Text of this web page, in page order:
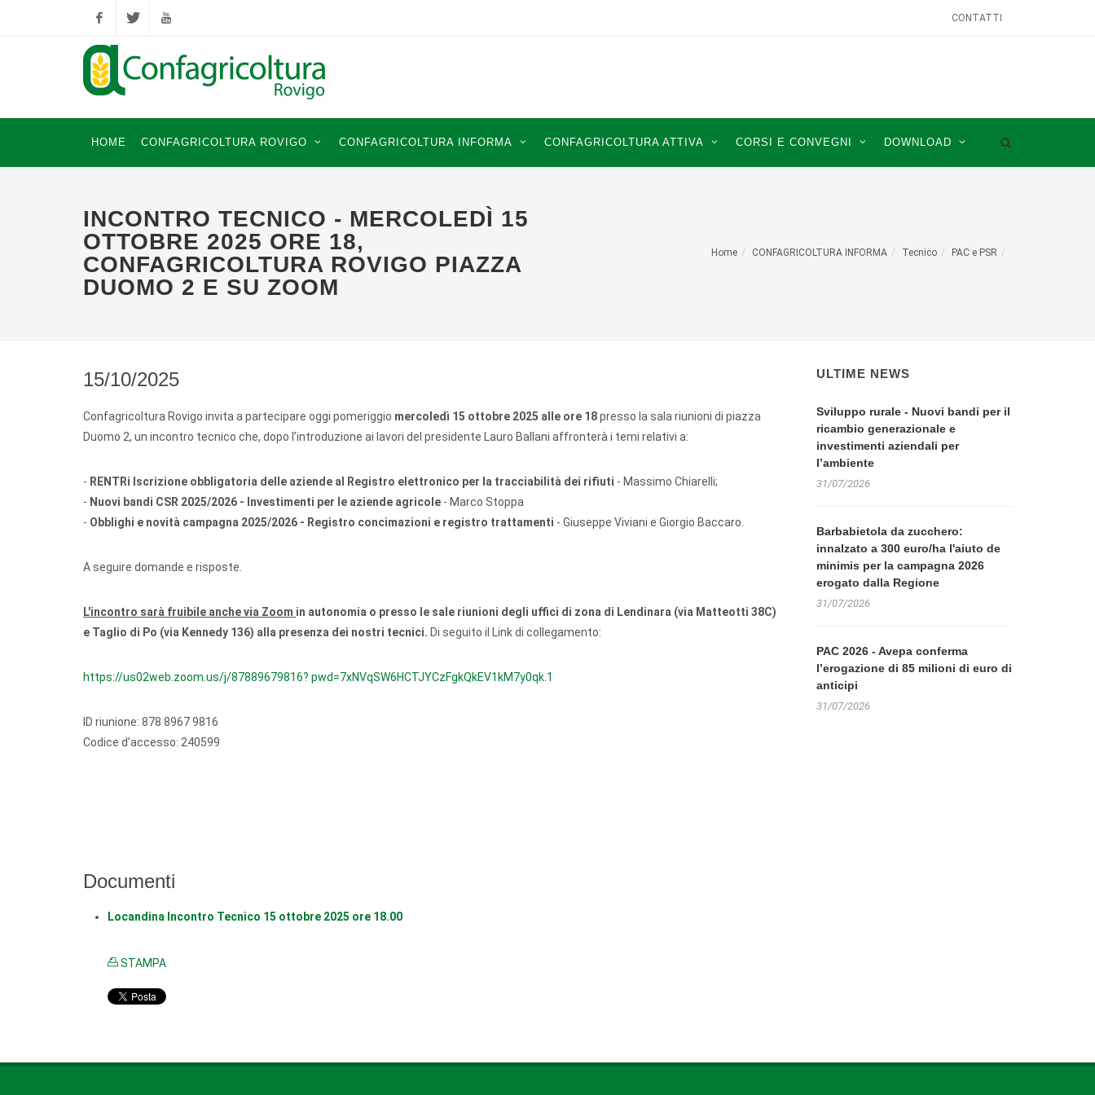
FacebookTwitter YouTube
CONTATTI
HOME CONFAGRICOLTURA ROVIGO CONFAGRICOLTURA INFORMA CONFAGRICOLTURA ATTIVA CORSI E CONVEGNI DOWNLOAD
INCONTRO TECNICO - MERCOLEDÌ 15
OTTOBRE 2025 ORE 18,
CONFAGRICOLTURA ROVIGO PIAZZA
DUOMO 2 E SU ZOOM
Home CONFAGRICOLTURA INFORMA Tecnico PAC e PSR
15/10/2025
Confagricoltura Rovigo invita a partecipare oggi pomeriggio mercoledì 15 ottobre 2025 alle ore 18presso la sala riunioni di piazza
Duomo 2, un incontro tecnico che, dopo l’introduzione ai lavori del presidente Lauro Ballani affronterà i temi relativi a:
- RENTRi Iscrizione obbligatoria delle aziende al Registro elettronico per la tracciabilità dei rifiuti - Massimo Chiarelli;
- Nuovi bandi CSR 2025/2026 - Investimenti per le aziende agricole - Marco Stoppa
- Obblighi e novità campagna 2025/2026 - Registro concimazioni e registro trattamenti - Giuseppe Viviani e Giorgio Baccaro.
A seguire domande e risposte.
L'incontro sarà fruibile anche via Zoom in autonomia o presso le sale riunioni degli uffici di zona di Lendinara (via Matteotti 38C)
e Taglio di Po (via Kennedy 136) alla presenza dei nostri tecnici. Di seguito il Link di collegamento:
https://us02web.zoom.us/j/87889679816? pwd=7xNVqSW6HCTJYCzFgkQkEV1kM7y0qk.1
ID riunione: 878 8967 9816
Codice d’accesso: 240599
Documenti
Locandina Incontro Tecnico 15 ottobre 2025 ore 18.00
STAMPA
ULTIME NEWS
Sviluppo rurale - Nuovi bandi per il
ricambio generazionale e
investimenti aziendali per
l’ambiente
31/07/2026
Barbabietola da zucchero:
innalzato a 300 euro/ha l'aiuto de
minimis per la campagna 2026
erogato dalla Regione
31/07/2026
PAC 2026 - Avepa conferma
l’erogazione di 85 milioni di euro di
anticipi
31/07/2026